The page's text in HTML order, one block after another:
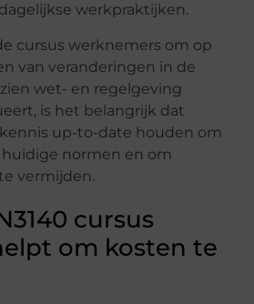
werkpraktijken.
cursus werknemers om op
van veranderingen in de
wet- en regelgeving
is het belangrijk dat
up-to-date houden om
normen en om
vermijden.
cursus
om kosten te